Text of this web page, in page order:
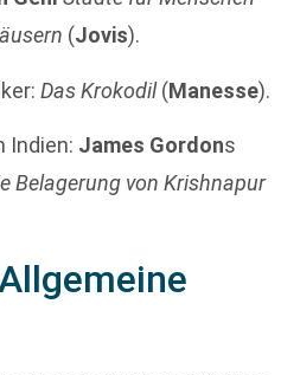
(Jovis).
Das Krokodil(Manesse).
Indien: James Gordons
Belagerung von Krishnapur